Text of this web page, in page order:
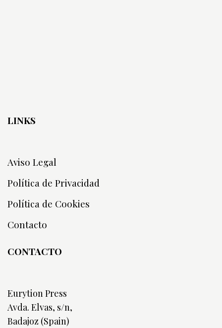
LINKS
Aviso Legal
Política de Privacidad
Política de Cookies
Contacto
CONTACTO
Eurytion Press
Avda. Elvas, s/n,
Badajoz (Spain)